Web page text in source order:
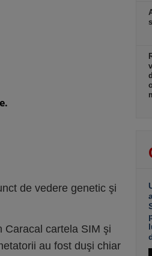
de vedere genetic şi
Caracal cartela SIM şi
au fost duşi chiar